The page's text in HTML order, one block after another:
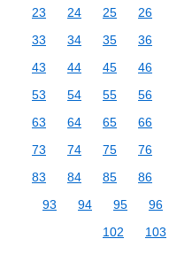
23
24 25 26
33
34 35 36
43
44 45 46
53
54 55 56
63
64 65 66
73
74 75 76
83
84 85 86
93
94 95 96
102
103